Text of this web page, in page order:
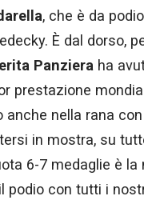
, che è da
È dal dorso,
Panziera ha
prestazione
anche nella rana con
in mostra, su
6-7 medaglie è
podio con tutti i